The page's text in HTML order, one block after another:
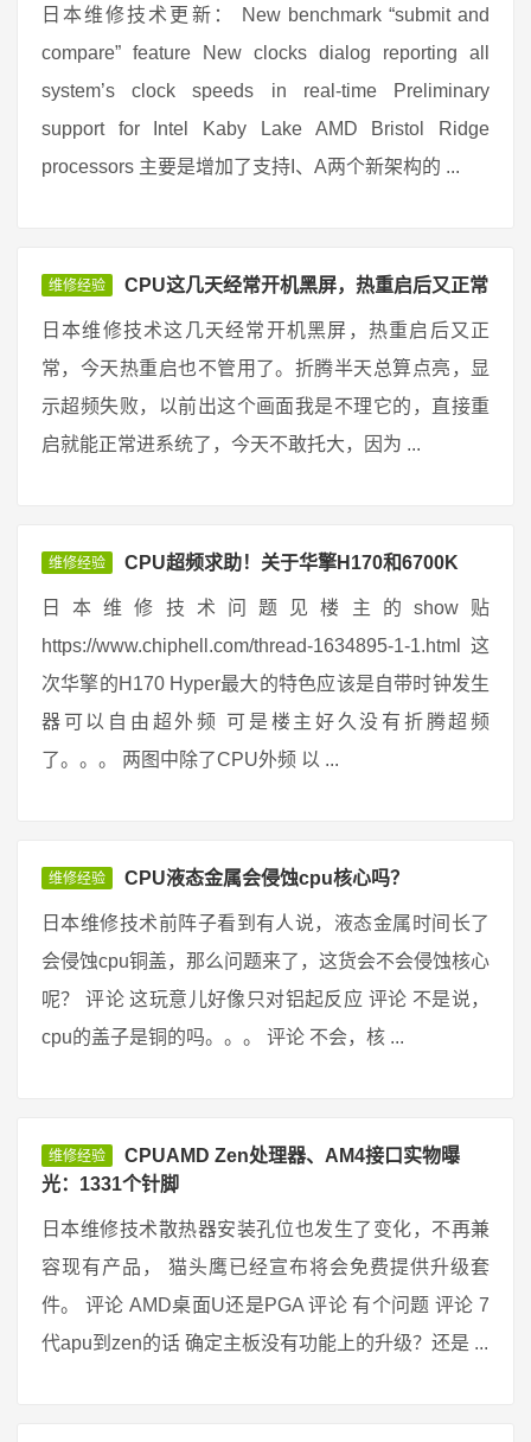
日本维修技术更新： New benchmark “submit and
compare” feature New clocks dialog reporting all
system’s clock speeds in real-time Preliminary
support for Intel Kaby Lake AMD Bristol Ridge
processors 主要是增加了支持I、A两个新架构的 ...
维修经验 CPU这几天经常开机黑屏，热重启后又正常
日本维修技术这几天经常开机黑屏，热重启后又正
常，今天热重启也不管用了。折腾半天总算点亮，显
示超频失败，以前出这个画面我是不理它的，直接重
启就能正常进系统了，今天不敢托大，因为 ...
维修经验 CPU超频求助！关于华擎H170和6700K
日本维修技术问题见楼主的show贴
https://www.chiphell.com/thread-1634895-1-1.html 这
次华擎的H170 Hyper最大的特色应该是自带时钟发生
器可以自由超外频 可是楼主好久没有折腾超频
了。。。 两图中除了CPU外频 以 ...
维修经验 CPU液态金属会侵蚀cpu核心吗？
日本维修技术前阵子看到有人说，液态金属时间长了
会侵蚀cpu铜盖，那么问题来了，这货会不会侵蚀核心
呢？ 评论 这玩意儿好像只对铝起反应 评论 不是说，
cpu的盖子是铜的吗。。。 评论 不会，核 ...
维修经验
CPUAMD Zen处理器、AM4接口实物曝
光：1331个针脚
日本维修技术散热器安装孔位也发生了变化，不再兼
容现有产品， 猫头鹰已经宣布将会免费提供升级套
件。 评论 AMD桌面U还是PGA 评论 有个问题 评论 7
代apu到zen的话 确定主板没有功能上的升级？还是 ...